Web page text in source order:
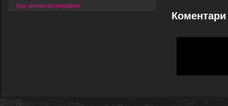
Худ. актова фотография
Коментари